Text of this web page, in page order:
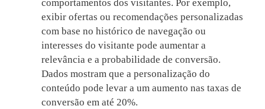
comportamentos dos visitantes. Por exemplo,
exibir ofertas ou recomendações personalizadas
com base no histórico de navegação ou
interesses do visitante pode aumentar a
relevância e a probabilidade de conversão.
Dados mostram que a personalização do
conteúdo pode levar a um aumento nas taxas de
conversão em até 20%.